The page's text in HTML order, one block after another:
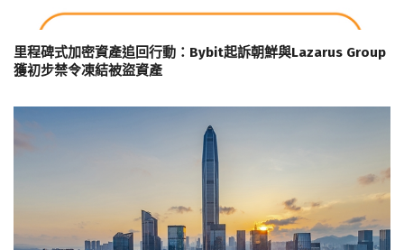
里程碑式加密資產追回行動：Bybit起訴朝鮮與Lazarus Group
獲初步禁令凍結被盜資產